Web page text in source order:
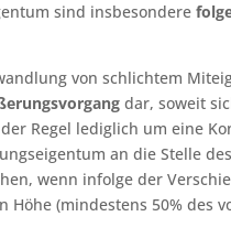
sind insbesondere
von schlichtem
dar, soweit
Regel lediglich um eine
an die Stelle
wenn infolge der
(mindestens 50% des